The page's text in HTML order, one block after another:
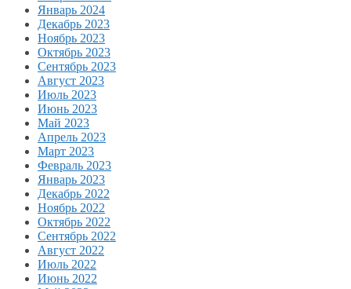
Январь 2024
Декабрь 2023
Ноябрь 2023
Октябрь 2023
Сентябрь 2023
Август 2023
Июль 2023
Июнь 2023
Май 2023
Апрель 2023
Март 2023
Февраль 2023
Январь 2023
Декабрь 2022
Ноябрь 2022
Октябрь 2022
Сентябрь 2022
Август 2022
Июль 2022
Июнь 2022